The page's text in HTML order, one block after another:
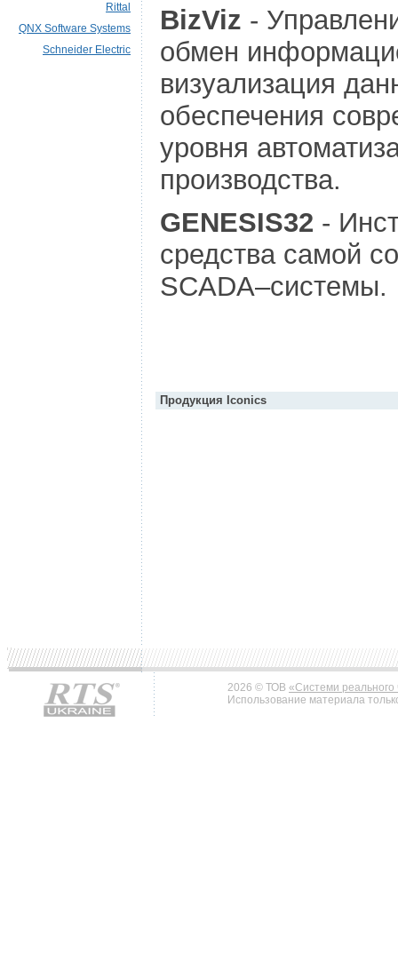
Rittal
QNX Software Systems
Schneider Electric
BizViz -
обмен
визуализация
обеспечения
уровня
производства.
GENESIS32 -
средства самой
SCADA–системы.
Продукция Iconics
2026 © ТОВ «Системи реального
Использование материала